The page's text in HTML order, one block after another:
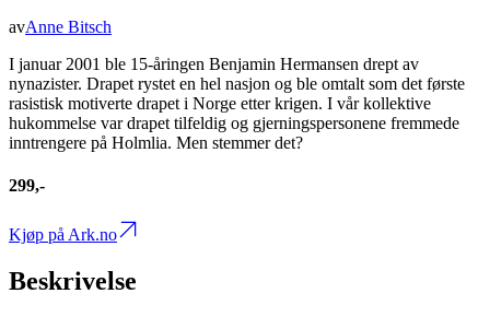
avAnne Bitsch
I januar 2001 ble 15-åringen Benjamin Hermansen drept av
nynazister. Drapet rystet en hel nasjon og ble omtalt som det første
rasistisk motiverte drapet i Norge etter krigen. I vår kollektive
hukommelse var drapet tilfeldig og gjerningspersonene fremmede
inntrengere på Holmlia. Men stemmer det?
299,-
Kjøp på Ark.no
Beskrivelse